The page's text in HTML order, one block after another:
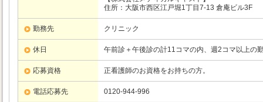
住所：大阪市西区江戸堀1丁目7-13 倉庵ビル3F
勤務先 クリニック
休日 午前診＋午後診の計11コマの内、週2コマ以上の
応募資格 正看護師のお資格をお持ちの方。
電話応募先 0120-944-996